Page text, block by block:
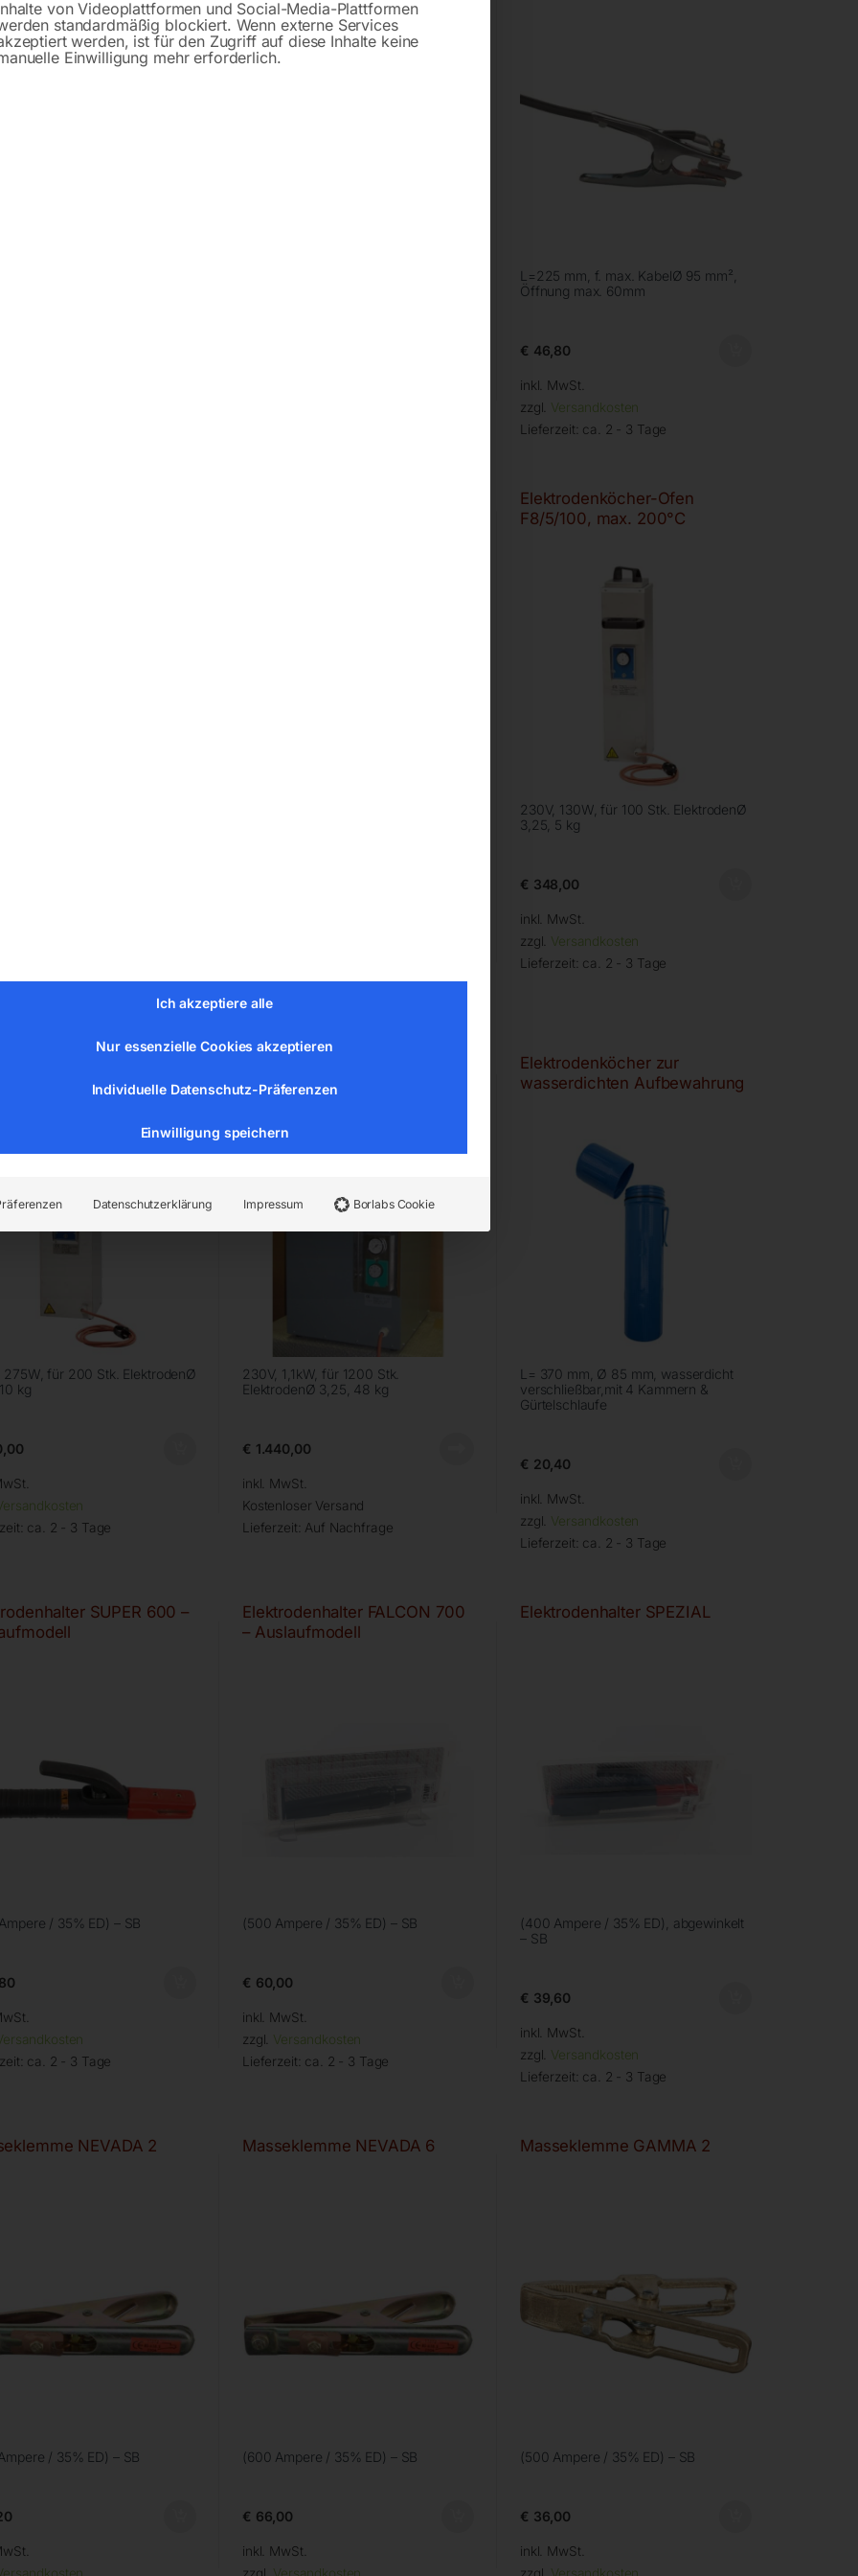
L=225 mm, f. max. KabelØ 95 mm²,
Öffnung max. 60mm
€ 46,80
inkl. MwSt.
zzgl. Versandkosten
Lieferzeit: ca. 2 - 3 Tage
Elektrodenköcher-Ofen
F8/5/100, max. 200°C
230V, 130W, für 100 Stk. ElektrodenØ
3,25, 5 kg
€ 348,00
inkl. MwSt.
zzgl. Versandkosten
Lieferzeit: ca. 2 - 3 Tage
10/200, max. 200°C
275W, für 200 Stk. ElektrodenØ
kg
ca. 2 - 3 Tage
F60/48/1200, max. 200°C
230V, 1,1kW, für 1200 Stk.
ElektrodenØ 3,25, 48 kg
€ 1.440,00
inkl. MwSt.
Kostenloser Versand
Lieferzeit: Auf Nachfrage
Elektrodenköcher zur
wasserdichten Aufbewahrung
L= 370 mm, Ø 85 mm, wasserdicht
verschließbar,mit 4 Kammern &
Gürtelschlaufe
€ 20,40
inkl. MwSt.
zzgl. Versandkosten
Lieferzeit: ca. 2 - 3 Tage
SUPER 600 –
/ 35% ED) – SB
ca. 2 - 3 Tage
Elektrodenhalter FALCON 700
– Auslaufmodell
(500 Ampere / 35% ED) – SB
€ 60,00
inkl. MwSt.
zzgl. Versandkosten
Lieferzeit: ca. 2 - 3 Tage
Elektrodenhalter SPEZIAL
(400 Ampere / 35% ED), abgewinkelt
– SB
€ 39,60
inkl. MwSt.
zzgl. Versandkosten
Lieferzeit: ca. 2 - 3 Tage
NEVADA 2
/ 35% ED) – SB
Masseklemme NEVADA 6
(600 Ampere / 35% ED) – SB
€ 66,00
inkl. MwSt.
Masseklemme GAMMA 2
(500 Ampere / 35% ED) – SB
€ 36,00
inkl. MwSt.
von Videoplattformen und Social-Media-Plattformen
standardmäßig blockiert. Wenn externe Services
werden, ist für den Zugriff auf diese Inhalte keine
Einwilligung mehr erforderlich.
Ich akzeptiere alle
Nur essenzielle Cookies akzeptieren
Individuelle Datenschutz-Präferenzen
Einwilligung speichern
Datenschutzerklärung Impressum Borlabs Cookie